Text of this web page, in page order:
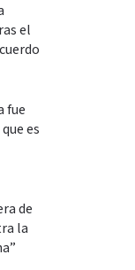
el
fue
es
de
la